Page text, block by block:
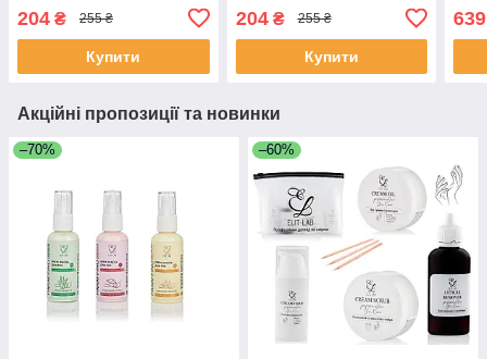
204 ₴ 255 ₴
Купити
204₴ 255 ₴
Купити
Акційні пропозиції та новинки
–70% –60%